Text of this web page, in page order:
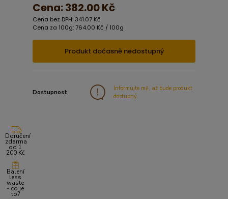
Cena:382.00 Kč
Cena bez DPH: 341.07 Kč
Cena za 100g: 764.00 Kč / 100g
Produkt dočasně nedostupný
Dostupnost
Informujte mě, až bude produkt
dostupný.
Doručení
zdarma
od 1
200 Kč
Balení
less
waste
- co je
to?